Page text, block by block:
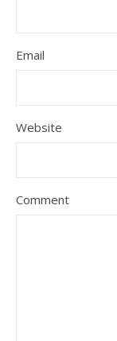
Email
Website
Comment